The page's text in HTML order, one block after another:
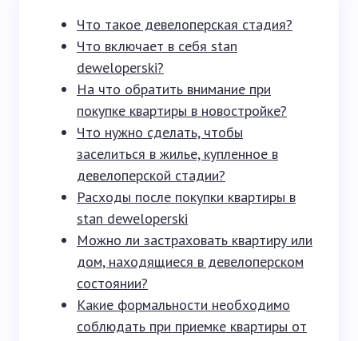
Что такое девелоперская стадия?
Что включает в себя stan
deweloperski?
На что обратить внимание при
покупке квартиры в новостройке?
Что нужно сделать, чтобы
заселиться в жилье, купленное в
девелоперской стадии?
Расходы после покупки квартиры в
stan deweloperski
Можно ли застраховать квартиру или
дом, находящиеся в девелоперском
состоянии?
Какие формальности необходимо
соблюдать при приемке квартиры от